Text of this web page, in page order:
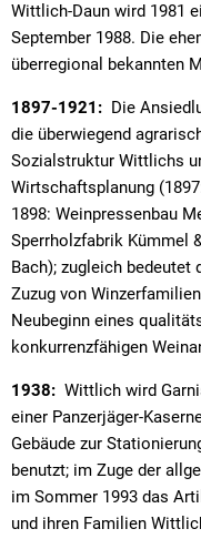
Wittlich-Daun wird 1981
September 1988. Die
überregional bekannten
1897-1921: Die
die überwiegend
Sozialstruktur Wittlichs
Wirtschaftsplanung
1898: Weinpressenbau
Sperrholzfabrik Kümmel
Bach); zugleich bedeutet
Zuzug von
Neubeginn eines
konkurrenzfähigen
1938: Wittlich wird
einer Panzerjäger-
Gebäude zur
benutzt; im Zuge der
im Sommer 1993 das
und ihren Familien